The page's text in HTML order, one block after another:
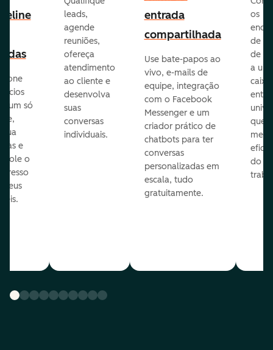
um só
e
o
seus
leads,
agende
reuniões,
ofereça
atendimento
ao cliente e
desenvolva
suas
conversas
individuais.
entrada
compartilhada
Use bate-papos ao
vivo, e-mails de
equipe, integração
com o Facebook
Messenger e um
criador prático de
chatbots para ter
conversas
personalizadas em
escala, tudo
gratuitamente.
os
de
de
a
caixa
que
do